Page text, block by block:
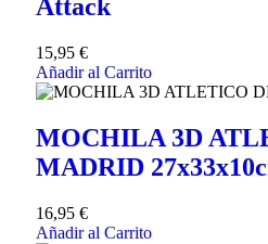
Attack
15,95 €
Añadir al Carrito
MOCHILA 3D
MADRID
16,95 €
Añadir al Carrito